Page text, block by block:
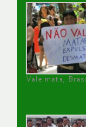
Vale mata, Brasil